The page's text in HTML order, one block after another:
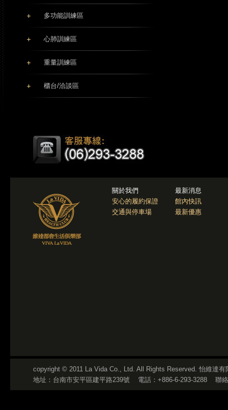
多功能訓練區
心肺訓練區
重量訓練區
櫃台/洽談區
關於我們
安心的履約保證
交通與停車場
最新消息
館內快訊
最新優惠
copyright © 2011 La Vida Co., Ltd. All Rights Reserved. 怡維達有
地址：台南市安平區建平路239號
電話：+886-6-293-3288 聯